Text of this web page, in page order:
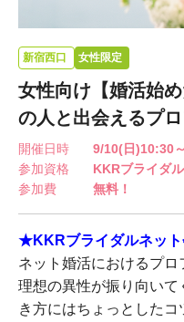
新宿西口 女性限定
女性向け【婚活始
の人と出会えるプ
開催日時
9/10(日)10:30
参加資格
KKRブライダ
参加費
無料！
★KKRブライダルネッ
ネット婚活におけるプロ
理想の異性が振り向い
き方にはちょっとしたコ